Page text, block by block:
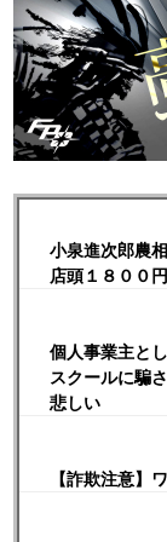
小泉進次郎農
店頭１８００
個人事業主と
スクールに騙
悲しい
【詐欺注意】